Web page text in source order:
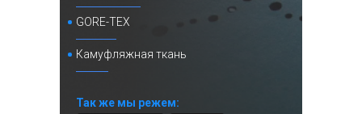
GORE-TEX
Камуфляжная ткань
Так же мы режем: